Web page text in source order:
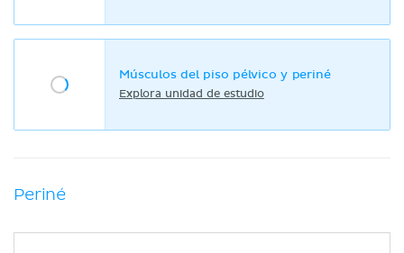
Músculos del piso pélvico y periné
Explora unidad de estudio
Periné